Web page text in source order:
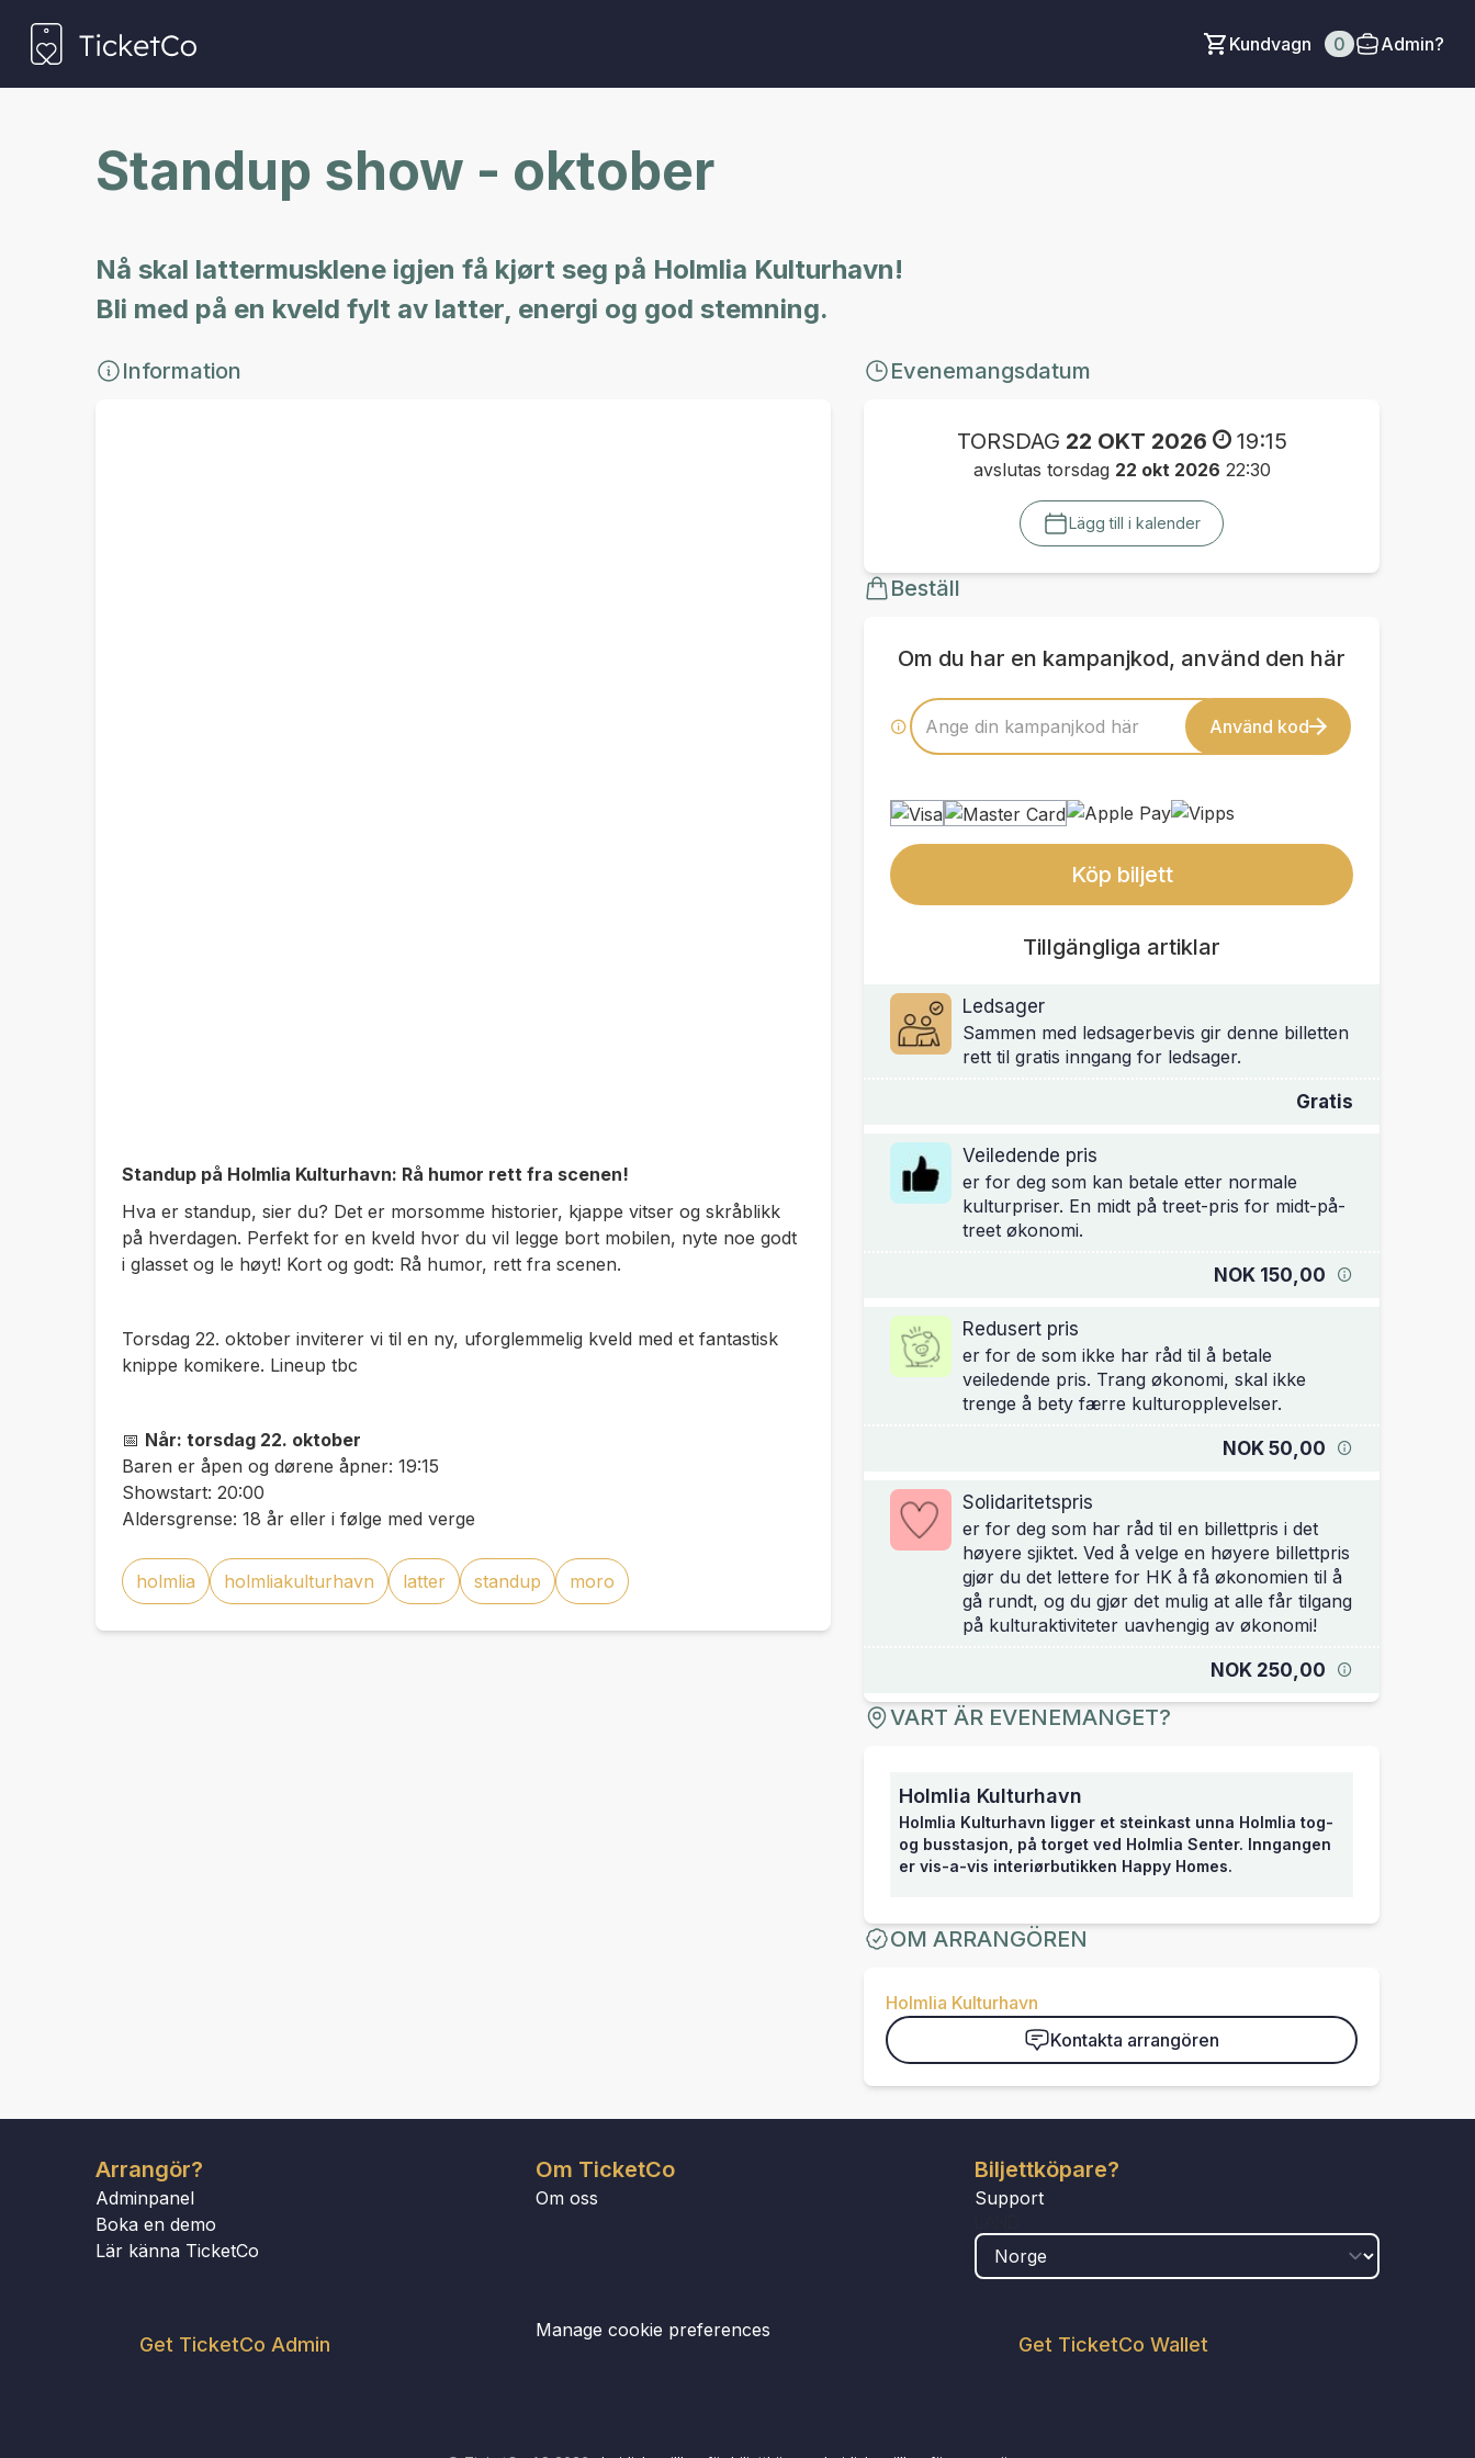
Kundvagn 0 Admin?
Standup show - oktober
Nå skal lattermusklene igjen få kjørt seg på Holmlia Kulturhavn!
Bli med på en kveld fylt av latter, energi og god stemning.
Information
Standup på Holmlia Kulturhavn: Rå humor rett fra scenen!
Hva er standup, sier du? Det er morsomme historier, kjappe vitser og skråblikk
på hverdagen. Perfekt for en kveld hvor du vil legge bort mobilen, nyte noe godt
i glasset og le høyt! Kort og godt: Rå humor, rett fra scenen.
Torsdag 22. oktober inviterer vi til en ny, uforglemmelig kveld med et fantastisk
knippe komikere. Lineup tbc
📅 Når: torsdag 22. oktober
Baren er åpen og dørene åpner: 19:15
Showstart: 20:00
Aldersgrense: 18 år eller i følge med verge
holmlia holmliakulturhavn latter standup moro
Evenemangsdatum
TORSDAG 22 OKT 2026 19:15
avslutas torsdag 22 okt 2026 22:30
Lägg till i kalender
Beställ
Om du har en kampanjkod, använd den här
Använd kod
Köp biljett
Tillgängliga artiklar
Ledsager
Sammen med ledsagerbevis gir denne billetten
rett til gratis inngang for ledsager.
Gratis
Veiledende pris
er for deg som kan betale etter normale
kulturpriser. En midt på treet-pris for midt-på-
treet økonomi.
NOK 150,00
Redusert pris
er for de som ikke har råd til å betale
veiledende pris. Trang økonomi, skal ikke
trenge å bety færre kulturopplevelser.
NOK 50,00
Solidaritetspris
er for deg som har råd til en billettpris i det
høyere sjiktet. Ved å velge en høyere billettpris
gjør du det lettere for HK å få økonomien til å
gå rundt, og du gjør det mulig at alle får tilgang
på kulturaktiviteter uavhengig av økonomi!
NOK 250,00
VART ÄR EVENEMANGET?
Holmlia Kulturhavn
Holmlia Kulturhavn ligger et steinkast unna Holmlia tog-
og busstasjon, på torget ved Holmlia Senter. Inngangen
er vis-a-vis interiørbutikken Happy Homes.
OM ARRANGÖREN
Holmlia Kulturhavn
Kontakta arrangören
Arrangör?
Adminpanel
Boka en demo
Lär känna TicketCo
Get TicketCo Admin
Om TicketCo
Om oss
Manage cookie preferences
Biljettköpare?
Support
Get TicketCo Wallet